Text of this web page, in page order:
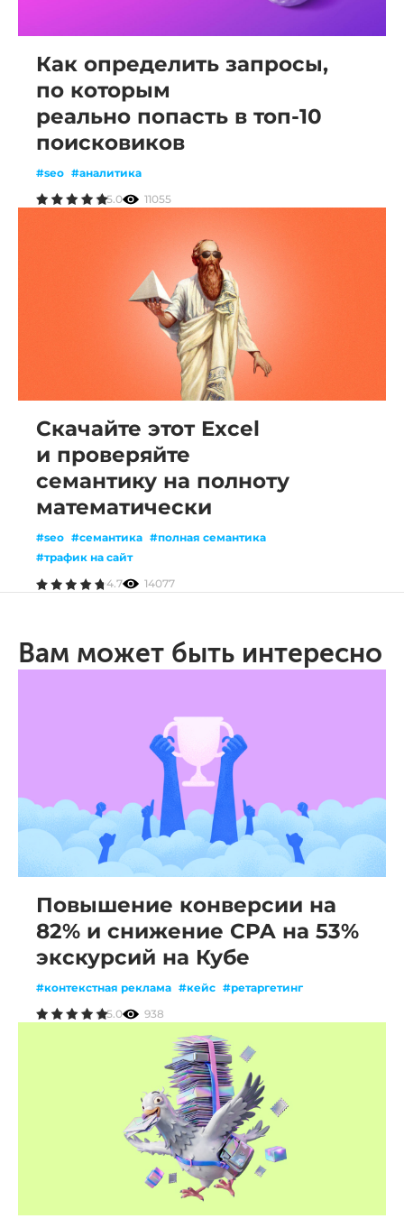
Как определить запросы,
по которым
реально попасть в топ-10
поисковиков
#seo #аналитика
5.0
11055
Скачайте этот Excel
и проверяйте
семантику на полноту
математически
#seo #семантика #полная семантика
#трафик на сайт
4.7
14077
Вам может быть интересно
Повышение конверсии на
82% и снижение CPA на 53%
экскурсий на Кубе
#контекстная реклама #кейс #ретаргетинг
5.0
938